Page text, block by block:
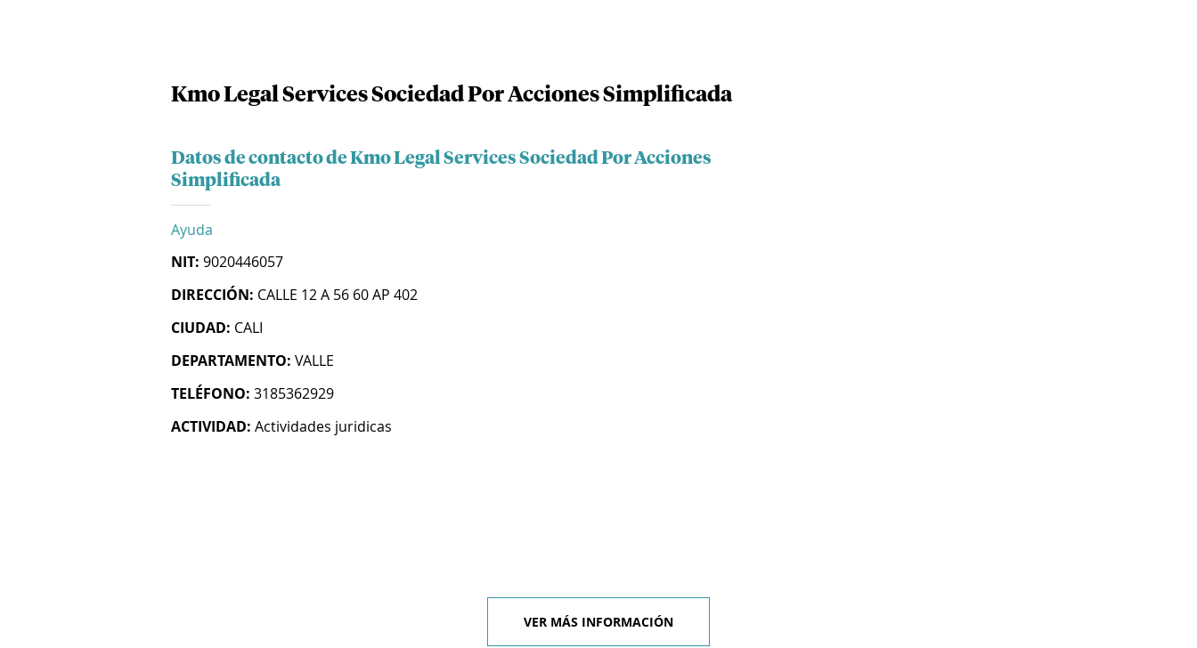
Kmo Legal Services Sociedad Por Acciones Simplificada
Datos de contacto de Kmo Legal Services Sociedad Por Acciones
Simplificada
Ayuda
NIT: 9020446057
DIRECCIÓN: CALLE 12 A 56 60 AP 402
CIUDAD: CALI
DEPARTAMENTO: VALLE
TELÉFONO: 3185362929
ACTIVIDAD: Actividades juridicas
VER MÁS INFORMACIÓN